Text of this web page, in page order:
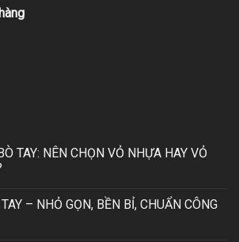
TAY: NÊN CHỌN VỎ NHỰA HAY VỎ
– NHỎ GỌN, BỀN BỈ, CHUẨN CÔNG